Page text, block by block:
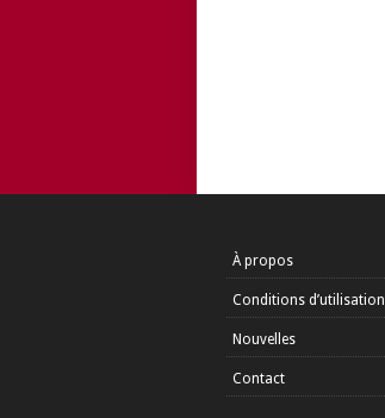
À propos
Conditions d’utilisation
Nouvelles
Contact